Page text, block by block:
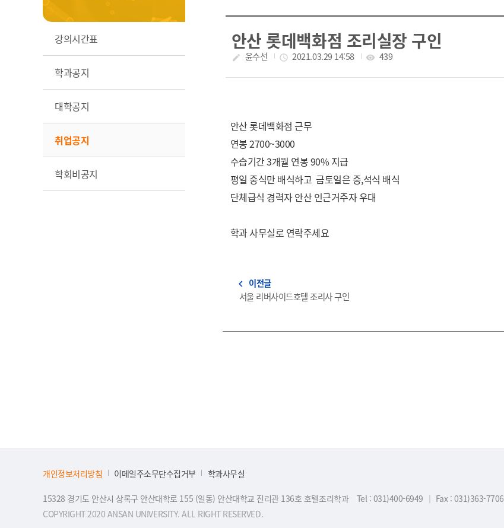
강의시간표
학과공지
대학공지
취업공지
학회비공지
안산 롯데백화점 조리실장 구인
작성자
create 윤수선 작성일
access_time 2021.03.29 14:58 조회수
visibility 439
안산 롯데백화점 근무
연봉 2700~3000
수습기간 3개월 연봉 90% 지급
평일 중식만 배식하고 금토일은 중,석식 배식
단체급식 경력자 안산 인근거주자 우대
학과 사무실로 연락주세요
navigate_before 이전글
서울 리버사이드호텔 조리사 구인
개인정보처리방침 이메일주소무단수집거부 학과사무실
15328 경기도 안산시 상록구 안산대학로 155 (일동) 안산대학교 진리관 136호 호텔조리학과 Tel : 031)400-6949 ｜ Fax : 031)363-7706
COPYRIGHT 2020 ANSAN UNIVERSITY. ALL RIGHT RESERVED.